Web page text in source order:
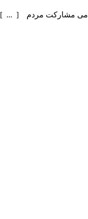
مشارکت مردم [ ... ]